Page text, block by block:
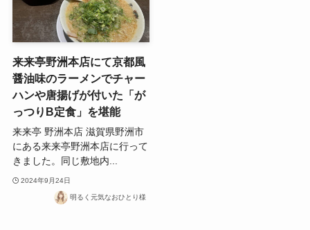
来来亭野洲本店にて京都風
醤油味のラーメンでチャー
ハンや唐揚げが付いた「が
っつりB定食」を堪能
来来亭 野洲本店 滋賀県野洲市
にある来来亭野洲本店に行って
きました。同じ敷地内...
2024年9月24日
明るく元気なおひとり様